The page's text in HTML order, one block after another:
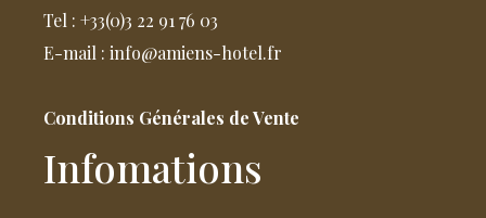
Tel : +33(0)3 22 91 76 03
E-mail : info@amiens-hotel.fr
Conditions Générales de Vente
Infomations